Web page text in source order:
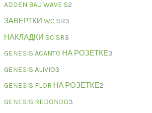
ADDEN BAU WAVE S2
ЗАВЕРТКИ WC SR3
НАКЛАДКИ SC SR3
GENESIS ACANTO НА РОЗЕТКЕ3
GENESIS ALIVIO3
GENESIS FLOR НА РОЗЕТКЕ2
GENESIS REDONDO3